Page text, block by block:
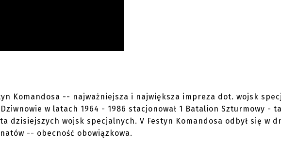
Komandosa -- najważniejsza i największa impreza dot. wojsk
w latach 1964 - 1986 stacjonował 1 Batalion Szturmowy -
dzisiejszych wojsk specjalnych. V Festyn Komandosa odbył się w
-- obecność obowiązkowa.